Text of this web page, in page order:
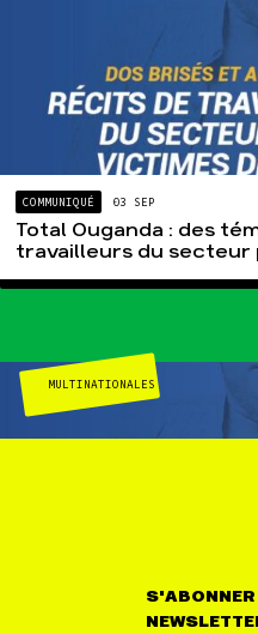
COMMUNIQUÉ 03 SEP
Total Ouganda : des
travailleurs du
MULTINATIONALES